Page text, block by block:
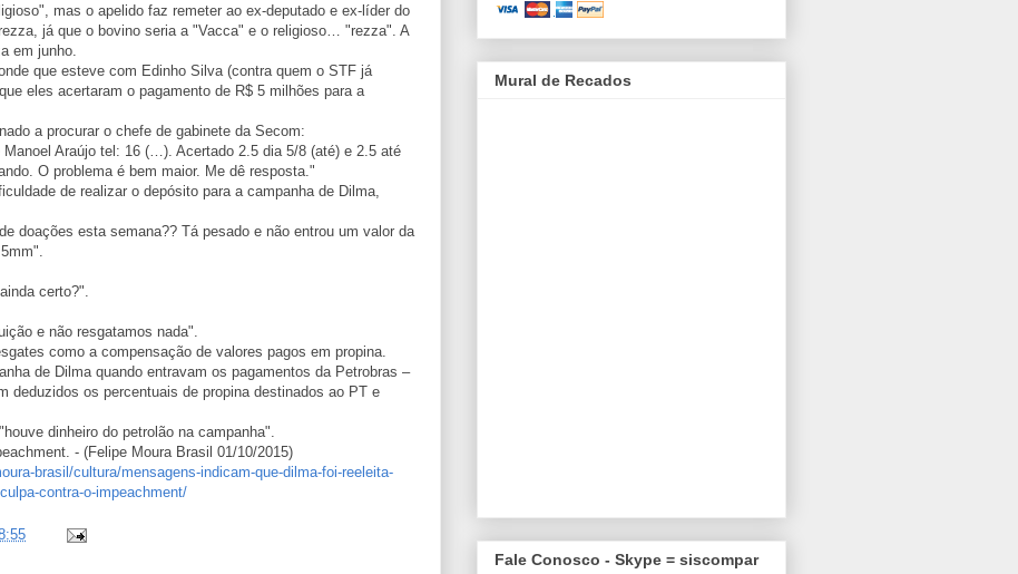
mas o apelido faz remeter ao ex-deputado e ex-líder do
já que o bovino seria a "Vacca" e o religioso… "rezza". A
em junho.
que esteve com Edinho Silva (contra quem o STF já
eles acertaram o pagamento de R$ 5 milhões para a
a procurar o chefe de gabinete da Secom:
Araújo tel: 16 (…). Acertado 2.5 dia 5/8 (até) e 2.5 até
O problema é bem maior. Me dê resposta."
de realizar o depósito para a campanha de Dilma,
doações esta semana?? Tá pesado e não entrou um valor da
certo?".
e não resgatamos nada".
como a compensação de valores pagos em propina.
de Dilma quando entravam os pagamentos da Petrobras –
deduzidos os percentuais de propina destinados ao PT e
dinheiro do petrolão na campanha".
- (Felipe Moura Brasil 01/10/2015)
brasil/cultura/mensagens-indicam-que-dilma-foi-reeleita-
contra-o-impeachment/
Mural de Recados
Fale Conosco - Skype = siscompar